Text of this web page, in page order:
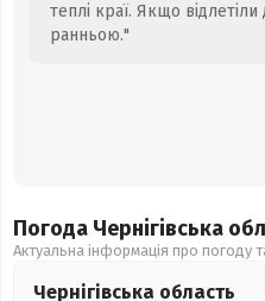
теплі краї. Якщо
ранньою."
Погода Чернігівська
Актуальна інформація про погоду
Чернігівська область